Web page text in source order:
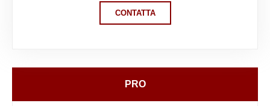
CONTATTA
PRO